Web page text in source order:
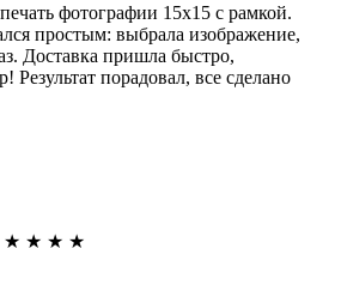
фотографии 15х15 с рамкой.
простым: выбрала изображение,
Доставка пришла быстро,
Результат порадовал, все сделано
★ ★ ★ ★